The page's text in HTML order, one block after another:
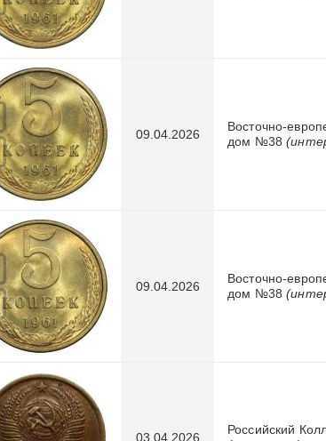
09.04.2026
Восточно-
дом №38
09.04.2026
Восточно-
дом №38
03.04.2026
Российский